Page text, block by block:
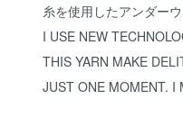
糸を使用したアンダーウ
I USE NEW
THIS YARN MAKE
JUST ONE MOMENT. I